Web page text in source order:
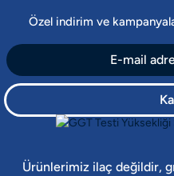
Özel indirim ve
Ürünlerimiz ilaç değildir,